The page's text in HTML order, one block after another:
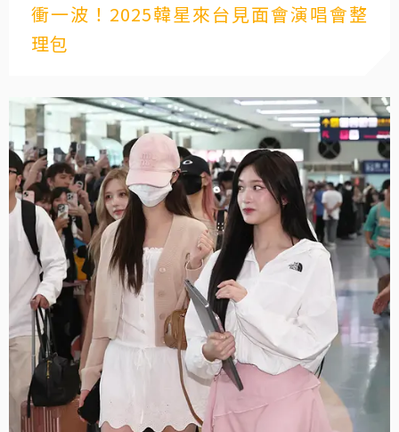
衝一波！2025韓星來台見面會演唱會整
理包